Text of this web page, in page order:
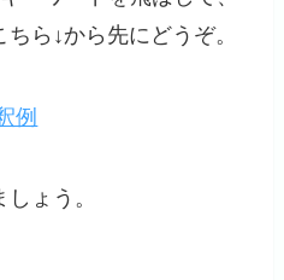
ら↓から先にどうぞ。
例
ょう。